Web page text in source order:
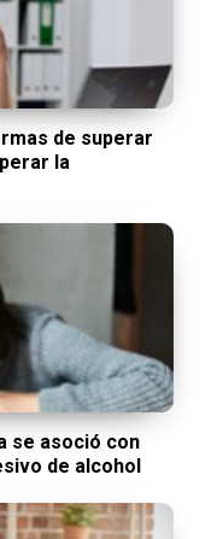
de superar
la
se asoció con
de alcohol